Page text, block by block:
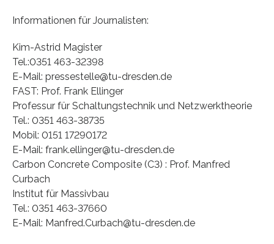
Informationen für Journalisten:
Kim-Astrid Magister
Tel.:0351 463-32398
E-Mail: pressestelle@tu-dresden.de
FAST: Prof. Frank Ellinger
Professur für Schaltungstechnik und Netzwerktheorie
Tel.: 0351 463-38735
Mobil: 0151 17290172
E-Mail: frank.ellinger@tu-dresden.de
Carbon Concrete Composite (C3) : Prof. Manfred
Curbach
Institut für Massivbau
Tel.: 0351 463-37660
E-Mail: Manfred.Curbach@tu-dresden.de